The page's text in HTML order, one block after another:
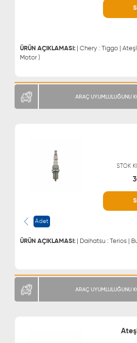
ÜRÜN AÇIKLAMASI: | Chery : Tiggo |
Motor )
ARAÇ UYUMLULUĞUNU
STOK
Adet
ÜRÜN AÇIKLAMASI: | Daihatsu : Terios |
ARAÇ UYUMLULUĞUNU